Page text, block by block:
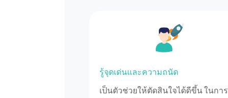
รู้จุดเด่นและความถนัด
เป็นตัวช่วยให้ตัดสินใจได้ดีขึ้น ในการ